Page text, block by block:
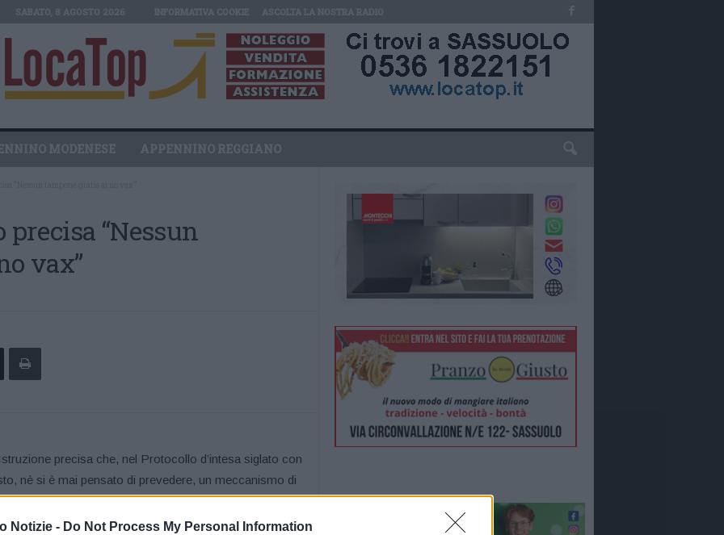
Notizie - Do Not Process My Personal Information
MODENESE APPENNINO REGGIANO
“Nessun
vax”
precisa che, nel Protocollo d’intesa siglato con
nè si è mai pensato di prevedere, un meccanismo di
Il Protocollo prevede, invece, si legge nella nota, “una
ancora vaccinarsi, dunque una intensificazione